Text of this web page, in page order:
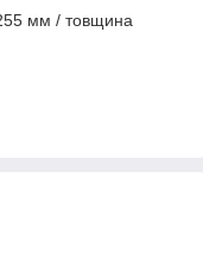
мм / товщина